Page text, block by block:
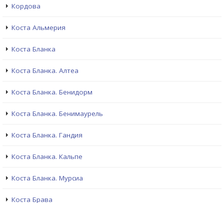
Кордова
Коста Альмерия
Коста Бланка
Коста Бланка. Алтеа
Коста Бланка. Бенидорм
Коста Бланка. Бенимаурель
Коста Бланка. Гандия
Коста Бланка. Кальпе
Коста Бланка. Мурсиа
Коста Брава